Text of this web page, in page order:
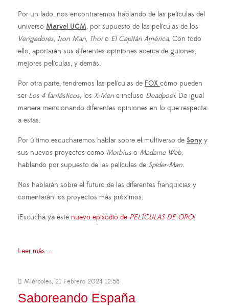
Por un lado, nos encontraremos hablando de las películas del
universo Marvel UCM, por supuesto de las películas de los
Vengadores, Iron Man, Thoro El Capitán América. Con todo
ello, aportarán sus diferentes opiniones acerca de guiones,
mejores películas, y demás.
Por otra parte, tendremos las películas de FOX cómo pueden
ser Los 4 fantásticos, los X-Men e incluso Deadpool. De igual
manera mencionando diferentes opiniones en lo que respecta
a estas.
Por último escucharemos hablar sobre el multiverso de Sony y
sus nuevos proyectos como Morbius o Madame Web,
hablando por supuesto de las películas de Spider-Man.
Nos hablarán sobre el futuro de las diferentes franquicias y
comentarán los proyectos más próximos.
¡Escucha ya este nuevo episodio de PELÍCULAS DE ORO!
Leer más ...
Miércoles, 21 Febrero 2024 12:58
Saboreando España